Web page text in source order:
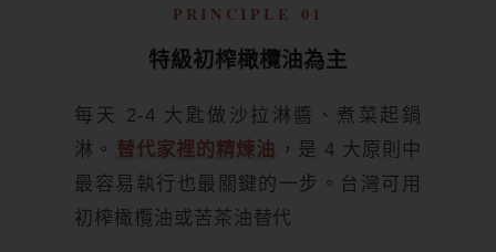
PRINCIPLE 01
特級初榨橄欖油為主
每天 2-4 大匙做沙拉淋醬、煮菜起鍋
淋。 替代家裡的精煉油 ，是 4 大原則中
最容易執行也最關鍵的一步。台灣可用
初榨橄欖油或苦茶油替代